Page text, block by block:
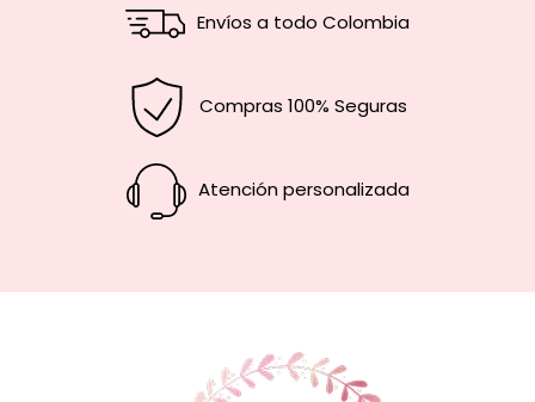
Envíos a todo Colombia
Compras 100% Seguras
Atención personalizada